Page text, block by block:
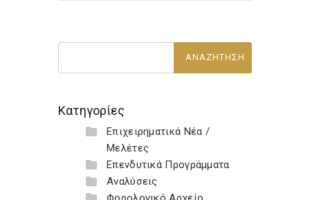
Κατηγορίες
Επιχειρηματικά Νέα /
Μελέτες
Επενδυτικά Προγράμματα
Αναλύσεις